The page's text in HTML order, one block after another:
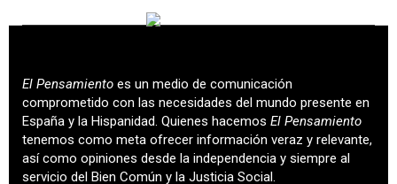
El Pensamiento es un medio de comunicación
comprometido con las necesidades del mundo presente en
España y la Hispanidad. Quienes hacemos El Pensamiento
tenemos como meta ofrecer información veraz y relevante,
así como opiniones desde la independencia y siempre al
servicio del Bien Común y la Justicia Social.